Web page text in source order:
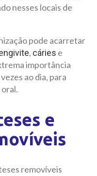
nesses locais de
pode acarretar
, cáries e
importância
ao dia, para
e
removíveis